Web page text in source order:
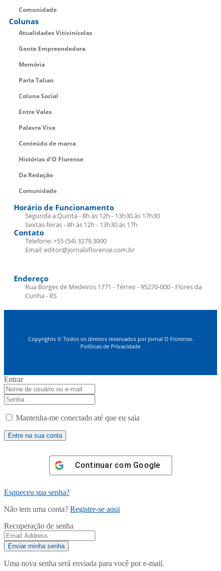
Comunidade
Colunas
Atualidades Vitivinícolas
Gente Empreendedora
Memória
Parla Talian
Coluna Social
Entre Vales
Palavra Viva
Conteúdo de marca
Histórias d’O Florense
Da Redação
Comunidade
Horário de Funcionamento
Segunda a Quinta - 8h às 12h - 13h30 às 17h30
Sextas-feiras - 8h às 12h - 13h30 às 17h
Contato
Telefone: +55 (54) 3279.3000
Email: editor@jornaloflorense.com.br
Endereço
Rua Borges de Medeiros 1771 - Térreo - 95270-000 - Flores da
Cunha - RS
Copyrights © Todos os direitos reservados por Jornal O Florense.
Políticas de Privacidade
Entrar
Mantenha-me conectado até que eu saia
Continuar com Google
Esqueceu sua senha?
Não tem uma conta? Registre-se aqui
Recuperação de senha
Uma nova senha será enviada para você por e-mail.